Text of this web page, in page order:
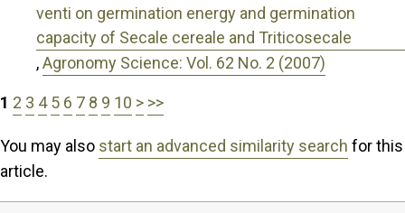
venti on germination energy and germination
capacity of Secale cereale and Triticosecale
,Agronomy Science: Vol. 62 No. 2 (2007)
1 2 3 4 5 6 7 8 9 10 > >>
You may also start an advanced similarity search for this
article.